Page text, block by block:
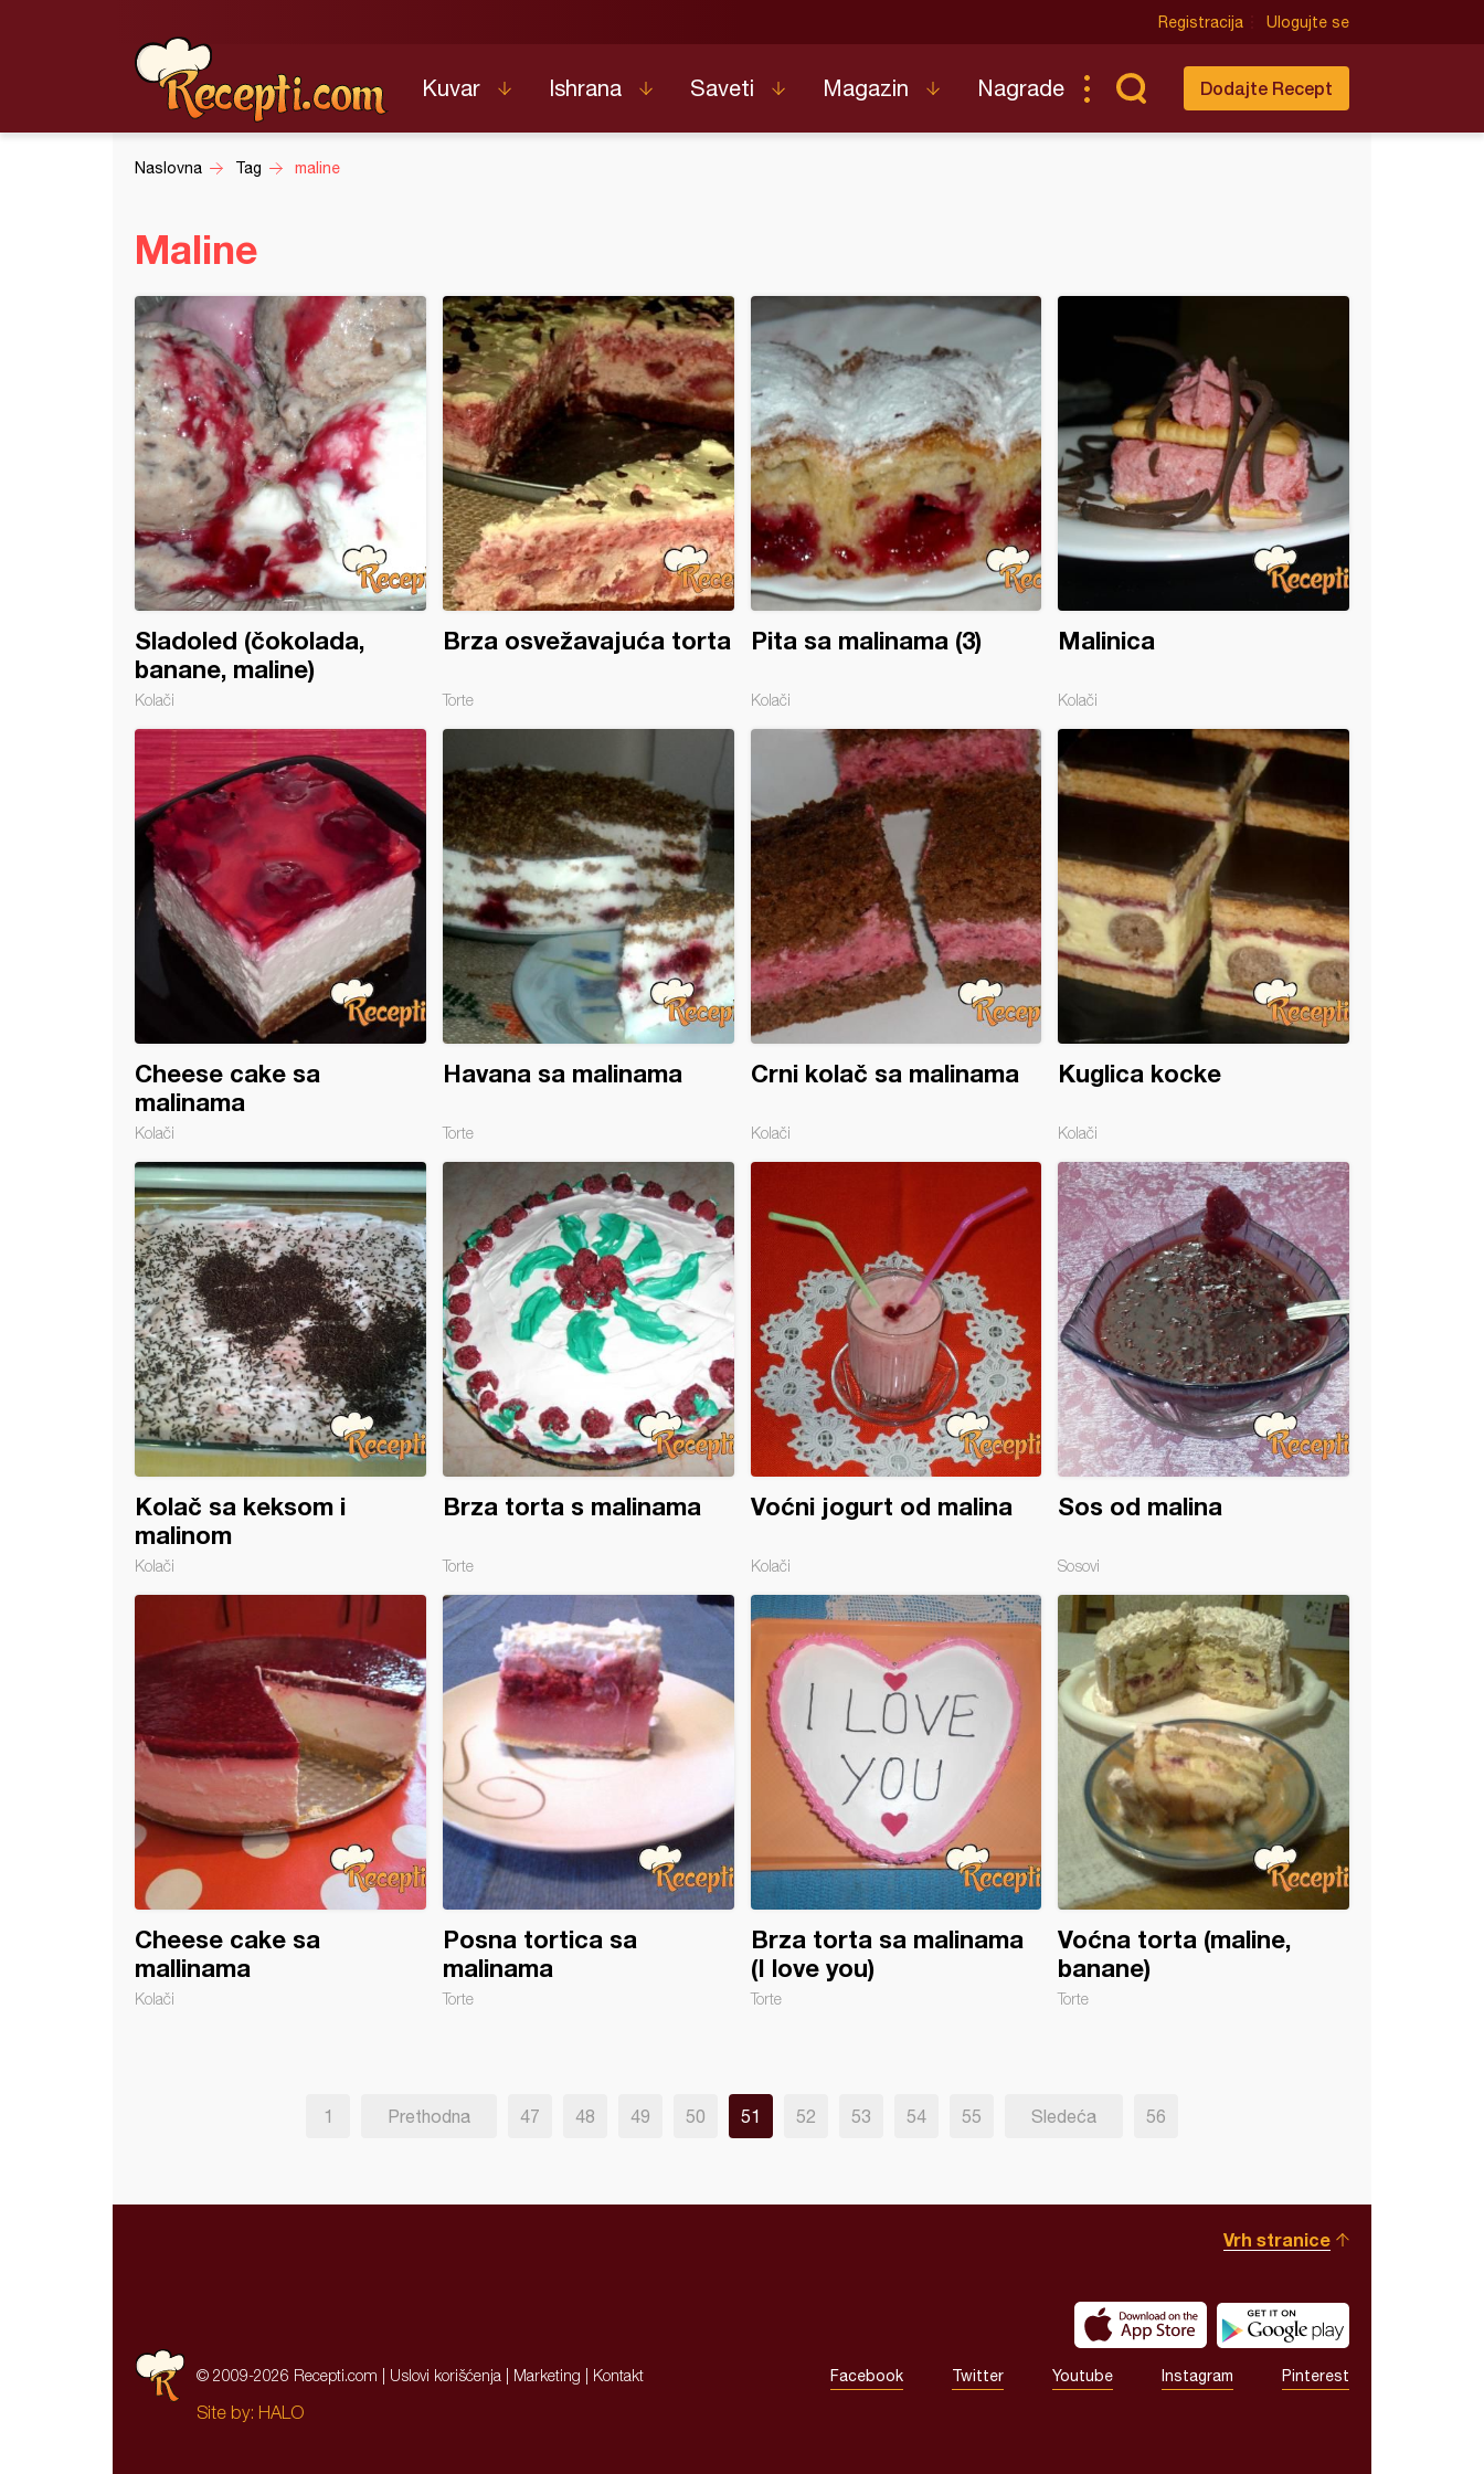
Registracija Ulogujte se
Kuvar Ishrana Saveti Magazin Nagrade Dodajte Recept
Naslovna Tag maline
Maline
Sladoled (čokolada,
banane, maline)
Kolači
Brza osvežavajuća torta
Torte
Pita sa malinama (3)
Kolači
Malinica
Kolači
Cheese cake sa
malinama
Kolači
Havana sa malinama
Torte
Crni kolač sa malinama
Kolači
Kuglica kocke
Kolači
Kolač sa keksom i
malinom
Kolači
Brza torta s malinama
Torte
Voćni jogurt od malina
Kolači
Sos od malina
Sosovi
Cheese cake sa
mallinama
Kolači
Posna tortica sa
malinama
Torte
Brza torta sa malinama
(I love you)
Torte
Voćna torta (maline,
banane)
Torte
torta (maline, banane)
1 Prethodna 47 48 49 50 51 52 53 54 55 Sledeća 56
Vrh stranice
© 2009-2026 Recepti.com | Uslovi korišćenja Marketing Kontakt Facebook Twitter Youtube Instagram Pinterest
Site by: HALO